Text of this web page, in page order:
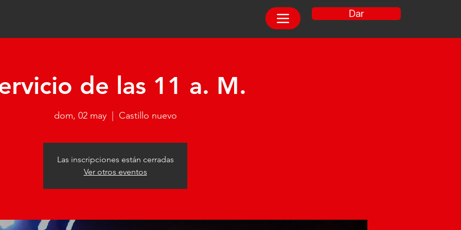
Dar
de las 11 a. M.
dom, 02 may
  |
Castillo nuevo
Las inscripciones están cerradas
Ver otros eventos